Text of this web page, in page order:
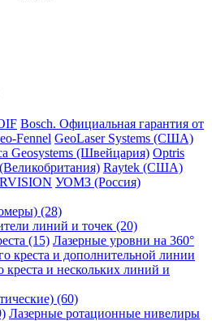
Bosch. Официальная гарантия от
Fennel GeoLaser Systems (CША)
Geosystems (Швейцария) Optris
Raytek (США)
УОМЗ (Россия)
(28)
линий и точек (20)
(15) Лазерные уровни на 360°
креста и дополнительной линии
креста и нескольких линий и
(60)
Лазерные ротационные нивелиры